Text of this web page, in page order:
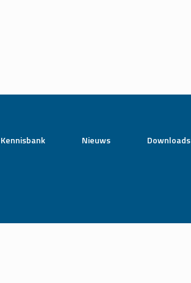
Kennisbank Nieuws Downloads